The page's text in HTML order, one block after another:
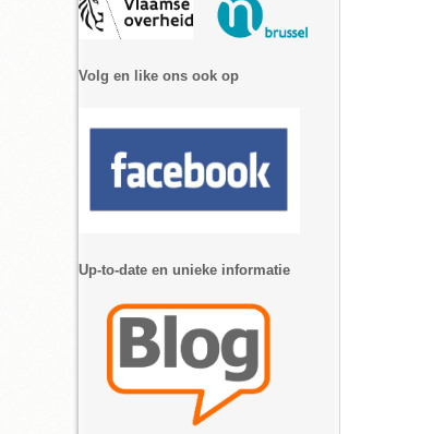
Volg en like ons ook op
Up-to-date en unieke informatie